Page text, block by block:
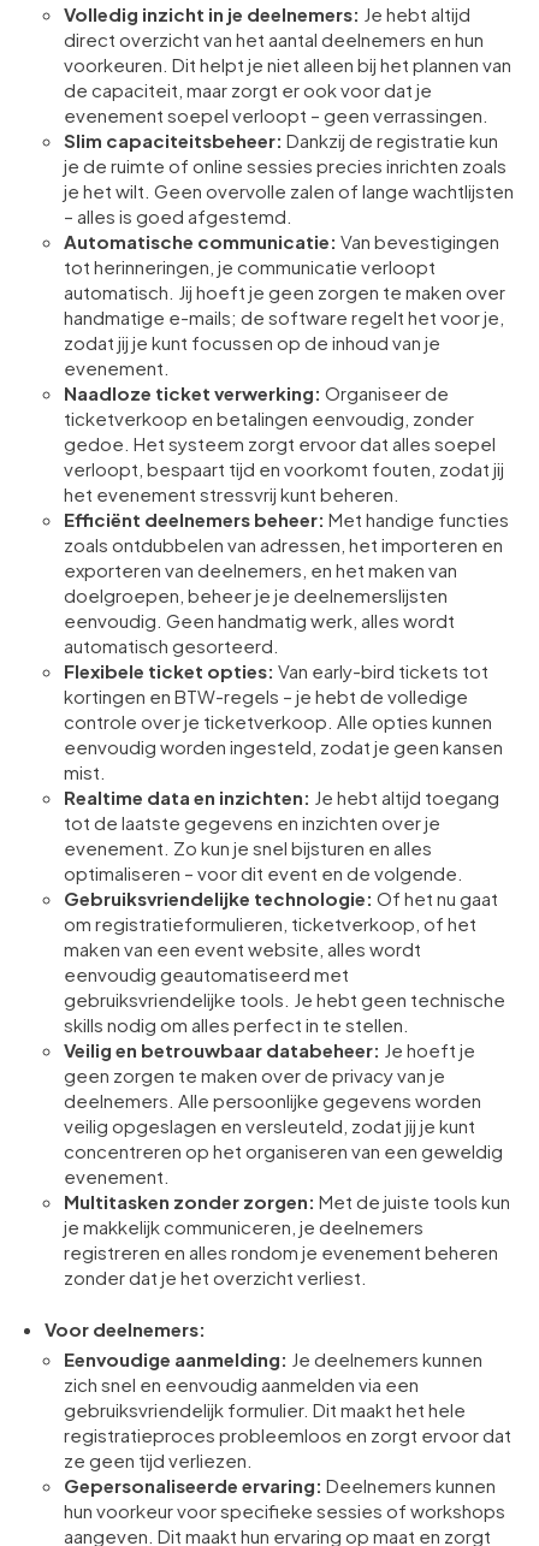
Volledig inzicht in je deelnemers: Je hebt altijd
direct overzicht van het aantal deelnemers en hun
voorkeuren. Dit helpt je niet alleen bij het plannen van
de capaciteit, maar zorgt er ook voor dat je
evenement soepel verloopt – geen verrassingen.
Slim capaciteitsbeheer: Dankzij de registratie kun
je de ruimte of online sessies precies inrichten zoals
je het wilt. Geen overvolle zalen of lange wachtlijsten
– alles is goed afgestemd.
Automatische communicatie: Van bevestigingen
tot herinneringen, je communicatie verloopt
automatisch. Jij hoeft je geen zorgen te maken over
handmatige e-mails; de software regelt het voor je,
zodat jij je kunt focussen op de inhoud van je
evenement.
Naadloze ticket verwerking: Organiseer de
ticketverkoop en betalingen eenvoudig, zonder
gedoe. Het systeem zorgt ervoor dat alles soepel
verloopt, bespaart tijd en voorkomt fouten, zodat jij
het evenement stressvrij kunt beheren.
Efficiënt deelnemers beheer: Met handige functies
zoals ontdubbelen van adressen, het importeren en
exporteren van deelnemers, en het maken van
doelgroepen, beheer je je deelnemerslijsten
eenvoudig. Geen handmatig werk, alles wordt
automatisch gesorteerd.
Flexibele ticket opties: Van early-bird tickets tot
kortingen en BTW-regels – je hebt de volledige
controle over je ticketverkoop. Alle opties kunnen
eenvoudig worden ingesteld, zodat je geen kansen
mist.
Realtime data en inzichten: Je hebt altijd toegang
tot de laatste gegevens en inzichten over je
evenement. Zo kun je snel bijsturen en alles
optimaliseren – voor dit event en de volgende.
Gebruiksvriendelijke technologie: Of het nu gaat
om registratieformulieren, ticketverkoop, of het
maken van een event website, alles wordt
eenvoudig geautomatiseerd met
gebruiksvriendelijke tools. Je hebt geen technische
skills nodig om alles perfect in te stellen.
Veilig en betrouwbaar databeheer: Je hoeft je
geen zorgen te maken over de privacy van je
deelnemers. Alle persoonlijke gegevens worden
veilig opgeslagen en versleuteld, zodat jij je kunt
concentreren op het organiseren van een geweldig
evenement.
Multitasken zonder zorgen: Met de juiste tools kun
je makkelijk communiceren, je deelnemers
registreren en alles rondom je evenement beheren
zonder dat je het overzicht verliest.
Voor deelnemers:
Eenvoudige aanmelding: Je deelnemers kunnen
zich snel en eenvoudig aanmelden via een
gebruiksvriendelijk formulier. Dit maakt het hele
registratieproces probleemloos en zorgt ervoor dat
ze geen tijd verliezen.
Gepersonaliseerde ervaring: Deelnemers kunnen
hun voorkeur voor specifieke sessies of workshops
aangeven. Dit maakt hun ervaring op maat en zorgt